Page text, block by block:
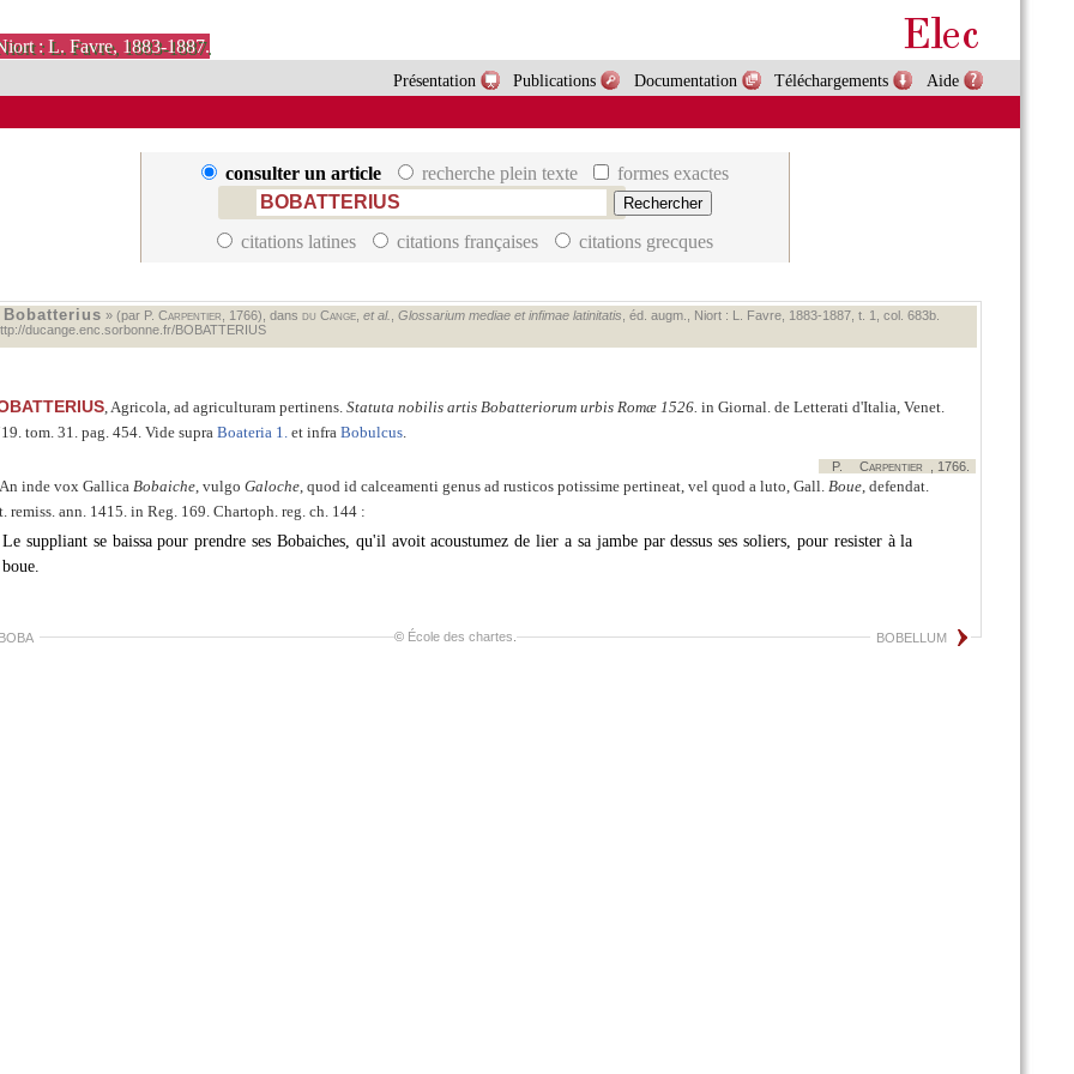
: L. Favre, 1883-1887.
Aide
Téléchargements
Documentation
Publications
Présentation
consulter un article recherche plein texte formes exactes
citations latines citations françaises citations grecques
Bobatterius » (par P. Carpentier , 1766), dans du Cange, et al. Glossarium mediae et infimae latinitatis , éd. augm., Niort : L. Favre, 1883‑1887, t. 1, col. 683b.
ducange.enc.sorbonne.fr/BOBATTERIUS
, Agricola, ad agriculturam pertinens. Statuta nobilis artis Bobatteriorum urbis Romæ 1526. in Giornal. de Letterati d'Italia, Venet.
tom. 31. pag. 454. Vide supra Boateria 1.et infra Bobulcus.
P. Carpentier , 1766.
inde vox Gallica Bobaiche, vulgo Galoche, quod id calceamenti genus ad rusticos potissime pertineat, vel quod a luto, Gall. Boue, defendat.
remiss. ann. 1415. in Reg. 169. Chartoph. reg. ch. 144 :
Le suppliant se baissa pour prendre ses Bobaiches, qu'il avoit acoustumez de lier a sa jambe par dessus ses soliers, pour resister à la
boue.
BOBELLUM
© École des chartes.